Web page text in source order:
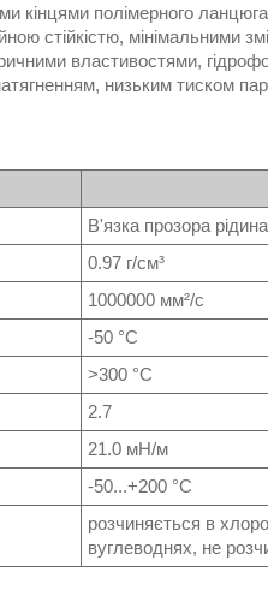
кінцями полімерного
стійкістю, мінімальними
властивостями,
низьким тиском
В'язка прозора рідина
0.97 г/см³
1000000 мм²/с
-50 °C
>300 °C
2.7
21.0 мН/м
-50...+200 °C
розчиняється в
вуглеводнях, не